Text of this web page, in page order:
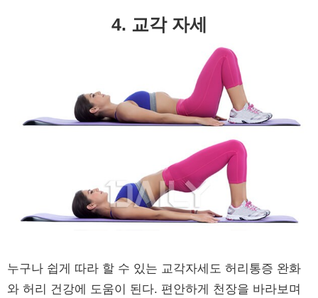
4. 교각 자세
누구나 쉽게 따라 할 수 있는 교각자세도 허리통증 완화
와 허리 건강에 도움이 된다. 편안하게 천장을 바라보며